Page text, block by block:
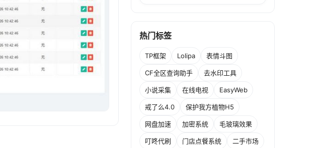
热门标签
TP框架 Lolipa 表情斗图
CF全区查询助手 去水印工具
小说采集 在线电视 EasyWeb
戒了么4.0 保护我方植物H5
网盘加速 加密系统 毛玻璃效果
叮咚代刷 门店点餐系统 二手市场